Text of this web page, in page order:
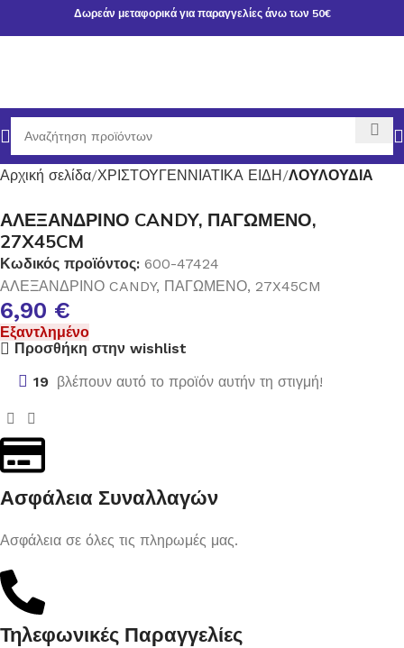
Δωρεάν μεταφορικά για παραγγελίες άνω των 50€
Αρχική σελίδα ΧΡΙΣΤΟΥΓΕΝΝΙΑΤΙΚΑ ΕΙΔΗ ΛΟΥΛΟΥΔΙΑ
ΑΛΕΞΑΝΔΡΙΝΟ CANDY, ΠΑΓΩΜΕΝΟ,
27X45CM
Κωδικός προϊόντος: 600-47424
ΑΛΕΞΑΝΔΡΙΝΟ CANDY, ΠΑΓΩΜΕΝΟ, 27X45CM
6,90 €
Εξαντλημένο
Προσθήκη στην wishlist
19 βλέπουν αυτό το προϊόν αυτήν τη στιγμή!
Ασφάλεια Συναλλαγών
Ασφάλεια σε όλες τις πληρωμές μας.
Τηλεφωνικές Παραγγελίες